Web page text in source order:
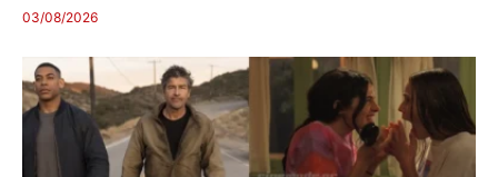
03/08/2026